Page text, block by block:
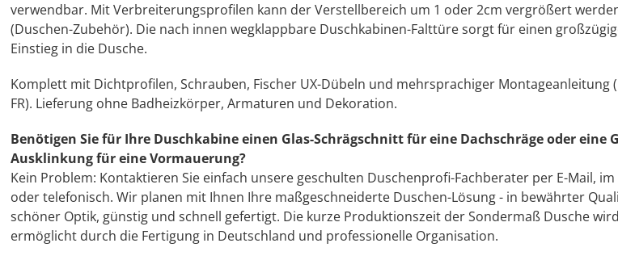
verwendbar. Mit Verbreiterungsprofilen kann der Verstellbereich um 1 oder 2cm vergrößert
(Duschen-Zubehör). Die nach innen wegklappbare Duschkabinen-Falttüre sorgt für einen
Einstieg in die Dusche.
Komplett mit Dichtprofilen, Schrauben, Fischer UX-Dübeln und mehrsprachiger Montageanleitung
FR). Lieferung ohne Badheizkörper, Armaturen und Dekoration.
Benötigen Sie für Ihre Duschkabine einen Glas-Schrägschnitt für eine Dachschräge oder eine
Ausklinkung für eine Vormauerung?
Kein Problem: Kontaktieren Sie einfach unsere geschulten Duschenprofi-Fachberater per E-Mail, im
oder telefonisch. Wir planen mit Ihnen Ihre maßgeschneiderte Duschen-Lösung - in bewährter
schöner Optik, günstig und schnell gefertigt. Die kurze Produktionszeit der Sondermaß Dusche wird
ermöglicht durch die Fertigung in Deutschland und professionelle Organisation.